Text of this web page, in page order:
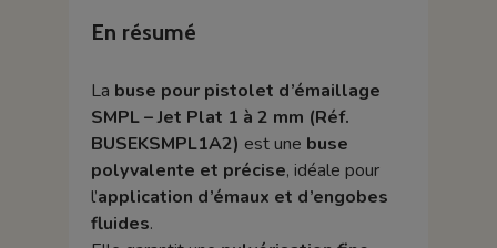
En résumé
La buse pour pistolet d’émaillage
SMPL – Jet Plat 1 à 2 mm (Réf.
BUSEKSMPL1A2) est une buse
polyvalente et précise, idéale pour
l’application d’émaux et d’engobes
fluides.